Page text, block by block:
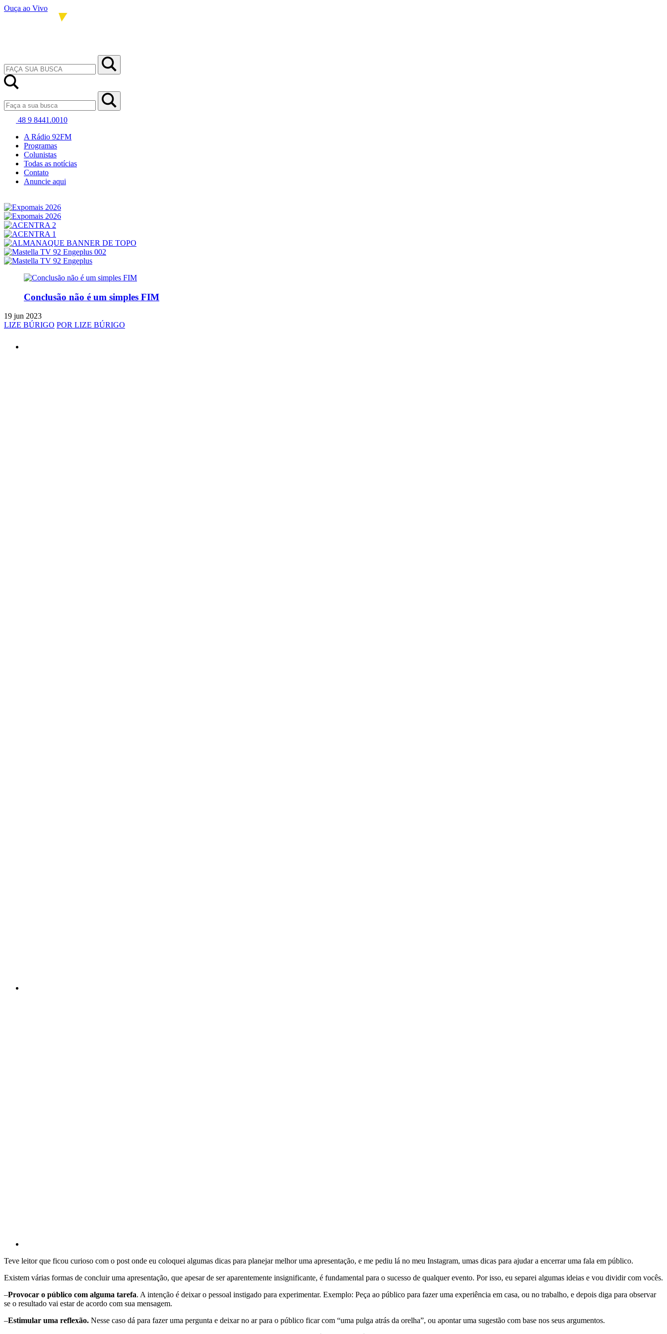
Ouça ao Vivo
48 9 8441.0010
A Rádio 92FM
Programas
Colunistas
Todas as notícias
Contato
Anuncie aqui
Conclusão não é um simples FIM
19 jun 2023
LIZE BÚRIGO POR LIZE BÚRIGO
Teve leitor que ficou curioso com o post onde eu coloquei algumas dicas para planejar melhor uma apresentação, e me pediu lá no meu Instagram, umas dicas para ajudar a encerrar uma fala em público.
Existem várias formas de concluir uma apresentação, que apesar de ser aparentemente insignificante, é fundamental para o sucesso de qualquer evento. Por isso, eu separei algumas ideias e vou dividir com vocês.
–Provocar o público com alguma tarefa. A intenção é deixar o pessoal instigado para experimentar. Exemplo: Peça ao público para fazer uma experiência em casa, ou no trabalho, e depois diga para observar
se o resultado vai estar de acordo com sua mensagem.
–Estimular uma reflexão. Nesse caso dá para fazer uma pergunta e deixar no ar para o público ficar com “uma pulga atrás da orelha”, ou apontar uma sugestão com base nos seus argumentos.